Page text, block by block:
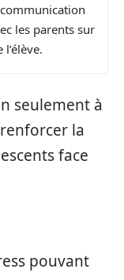
les parents sur
seulement à
la
face
pouvant